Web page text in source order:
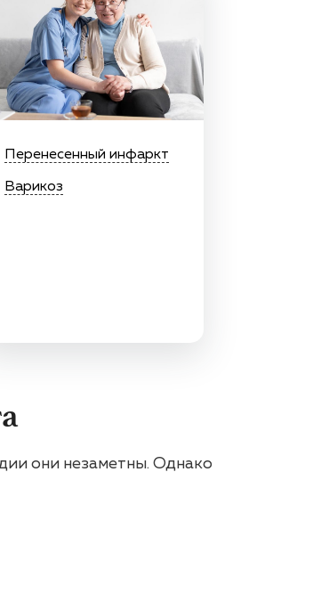
Перенесенный инфаркт
Варикоз
они незаметны. Однако